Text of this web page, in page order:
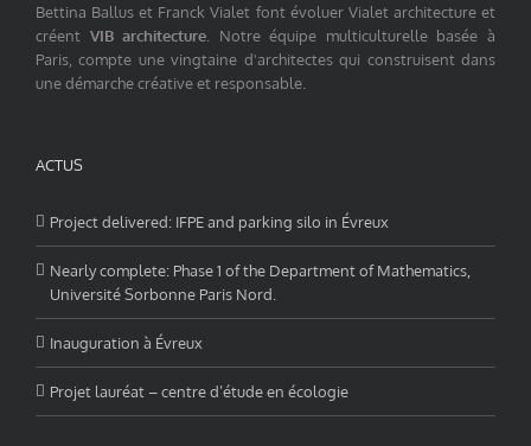
Bettina Ballus et Franck Vialet font évoluer Vialet architecture et
créent VIB architecture. Notre équipe multiculturelle basée à
Paris, compte une vingtaine d'architectes qui construisent dans
une démarche créative et responsable.
ACTUS
Project delivered: IFPE and parking silo in Évreux
Nearly complete: Phase 1 of the Department of Mathematics,
Université Sorbonne Paris Nord.
Inauguration à Évreux
Projet lauréat – centre d’étude en écologie